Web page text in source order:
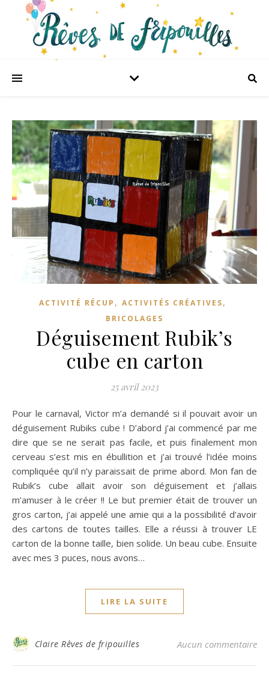
ACTIVITÉ RÉCUP , ACTIVITÉS CRÉATIVES,
BRICOLAGES
Déguisement Rubik’s
cube en carton
25 avril 2023
Pour le carnaval, Victor m’a demandé si il pouvait avoir un
déguisement Rubiks cube ! D’abord j’ai commencé par me
dire que se ne serait pas facile, et puis finalement mon
cerveau s’est mis en ébullition et j’ai trouvé l’idée moins
compliquée qu’il n’y paraissait de prime abord. Mon fan de
Rubik’s cube allait avoir son déguisement et j’allais
m’amuser à le créer !! Le but premier était de trouver un
gros carton, j’ai appelé une amie qui a la possibilité d’avoir
des cartons de toutes tailles. Elle a réussi à trouver LE
carton de la bonne taille, bien solide. Un beau cube. Ensuite
avec mes 3 puces, nous avons…
LIRE LA SUITE
Claire Rêves de fripouilles Aucun commentaire